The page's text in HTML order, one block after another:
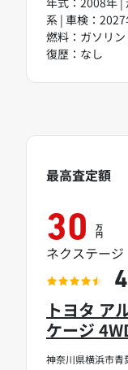
系 | 車検：
燃料：ガソリ
復歴：なし
神奈川県横浜市青
トヨタ ア
ケージ
最高査定額
30 万
円
ネクステージ